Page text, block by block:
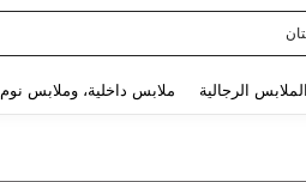
الملابس الرجالية ملابس داخلية، وملابس نوم